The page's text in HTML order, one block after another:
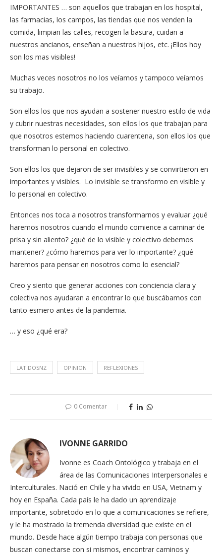
IMPORTANTES … son aquellos que trabajan en los hospital,
las farmacias, los campos, las tiendas que nos venden la
comida, limpian las calles, recogen la basura, cuidan a
nuestros ancianos, enseñan a nuestros hijos, etc. ¡Ellos hoy
son los mas visibles!
Muchas veces nosotros no los veíamos y tampoco veíamos
su trabajo.
Son ellos los que nos ayudan a sostener nuestro estilo de vida
y cubrir nuestras necesidades, son ellos los que trabajan para
que nosotros estemos haciendo cuarentena, son ellos los que
transforman lo personal en colectivo.
Son ellos los que dejaron de ser invisibles y se convirtieron en
importantes y visibles. Lo invisible se transformo en visible y
lo personal en colectivo.
Entonces nos toca a nosotros transformarnos y evaluar ¿qué
haremos nosotros cuando el mundo comience a caminar de
prisa y sin aliento? ¿qué de lo visible y colectivo debemos
mantener? ¿cómo haremos para ver lo importante? ¿qué
haremos para pensar en nosotros como lo esencial?
Creo y siento que generar acciones con conciencia clara y
colectiva nos ayudaran a encontrar lo que buscábamos con
tanto esmero antes de la pandemia.
… y eso ¿qué era?
LATIDOSNZ OPINION REFLEXIONES
0 Comentar
IVONNE GARRIDO
Ivonne es Coach Ontológico y trabaja en el
área de las Comunicaciones Interpersonales e
Interculturales. Nació en Chile y ha vivido en USA, Vietnam y
hoy en España. Cada país le ha dado un aprendizaje
importante, sobretodo en lo que a comunicaciones se refiere,
y le ha mostrado la tremenda diversidad que existe en el
mundo. Desde hace algún tiempo trabaja con personas que
buscan conectarse con si mismos, encontrar caminos y